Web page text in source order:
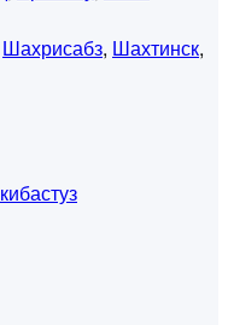
Шахрисабз, Шахтинск,